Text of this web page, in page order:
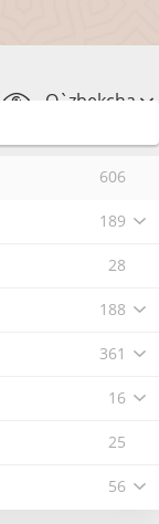
O`zbekcha
606
189
28
188
361
16
25
56